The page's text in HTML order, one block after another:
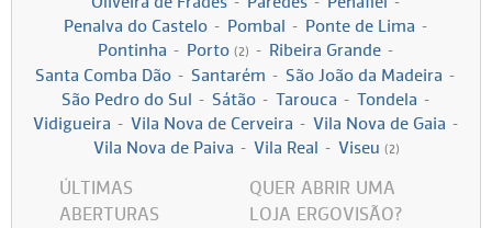
Penalva do Castelo - Pombal - Ponte de Lima -
Pontinha - Porto (2) - Ribeira Grande -
Santa Comba Dão - Santarém - São João da Madeira -
São Pedro do Sul
- Sátão - Tarouca - Tondela -
Vidigueira - Vila Nova de Cerveira - Vila Nova de Gaia -
Vila Nova de Paiva - Vila Real - Viseu (2)
ÚLTIMAS
ABERTURAS
QUER ABRIR UMA
LOJA ERGOVISÃO?
Polaroid
Ray-ban
Vogue Eyewear
Ray-Ban
Ray Ban Junior